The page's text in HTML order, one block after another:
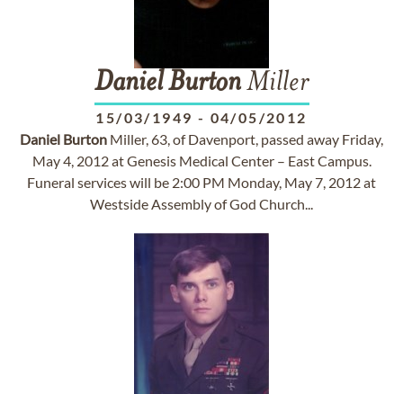
Daniel BurtonMiller
15/03/1949 - 04/05/2012
Daniel Burton Miller, 63, of Davenport, passed away Friday,
May 4, 2012 at Genesis Medical Center – East Campus.
Funeral services will be 2:00 PM Monday, May 7, 2012 at
Westside Assembly of God Church...